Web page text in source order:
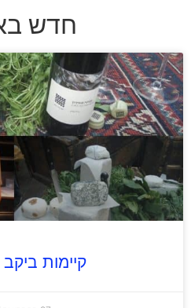
חדש
קיימות ביקב